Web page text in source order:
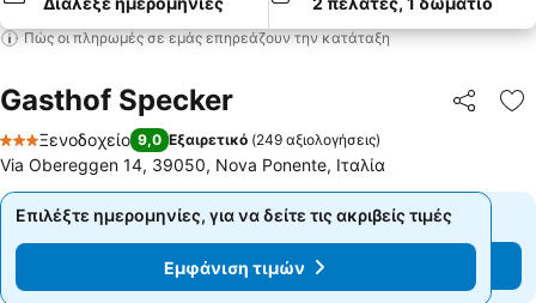
Πώς οι πληρωμές σε εμάς επηρεάζουν την κατάταξη
Gasthof Specker
3 Αστέρια
Ξενοδοχείο 9,0 Εξαιρετικό (249 αξιολογήσεις)
Via Obereggen 14, 39050, Nova Ponente, Ιταλία
Επιλέξτε ημερομηνίες, για να δείτε τις ακριβείς τιμές
Εμφάνιση τιμών
Επιλέξτε ημερομηνίες, για να δείτε τις ακριβείς τιμές
Εμφάνιση τιμών